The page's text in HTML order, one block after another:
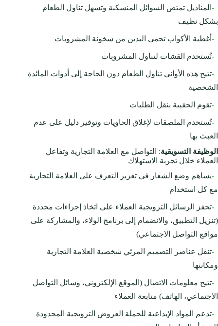
- المناديل تمتص السوائل المنسكبة وتسهل تناول الطعام
بشكل نظيف
- أغطية الأكواب تحمي اليدين من سخونة المشروبات
-تُستخدم القشات لتناول المشروبات
-تتيح هذه الأواني تناول الطعام دون الحاجة إلى أدوات المائدة
الشخصية
-تقوم الحقيبة بنقل الطلبات
-تُستخدم الملصقات لإغلاق الحاويات وتوفير دليل على عدم
العبث بها
الوظيفة التسويقية: التواصل مع العلامة التجارية وتفاعل
العملاء خلال تجربة الاستهلاك
-يساهم وضع الشعار في تعزيز التعرف على العلامة التجارية
مع كل استخدام
-تحفز الرسائل الترويجية العملاء على اتخاذ إجراءات محددة
(تنزيل التطبيق، والانضمام إلى برنامج الولاء، والمشاركة على
مواقع التواصل الاجتماعي)
-تنقل عناصر التصميم المرئي شخصية العلامة التجارية
ومكانتها
-تتيح معلومات الاتصال (الموقع الإلكتروني، وسائل التواصل
الاجتماعي، الهاتف) متابعة العملاء
-تدعم المواد الإبداعية للحملة العروض الترويجية المحدودة